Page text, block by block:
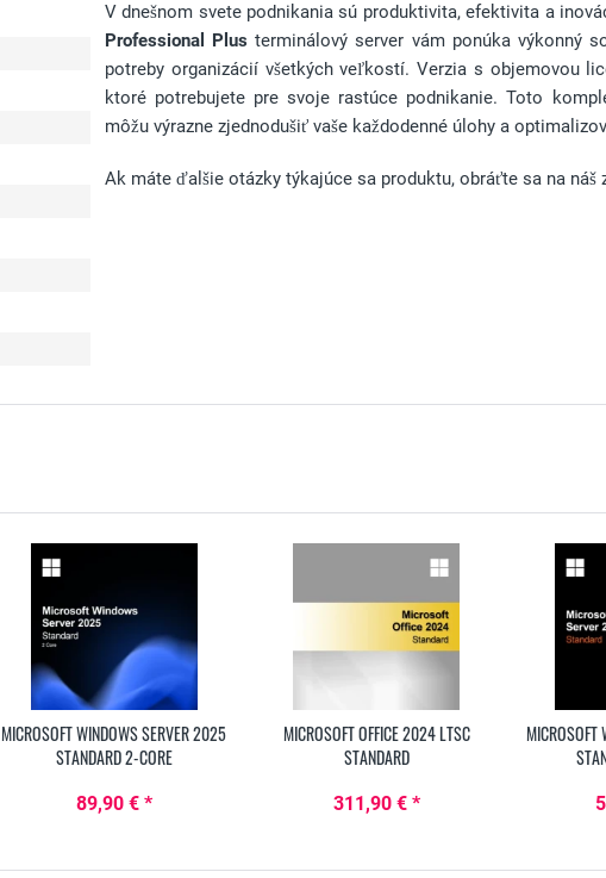
V dnešnom svete podnikania sú produktivita, efektivita a
Professional Plus terminálový server vám ponúka výkonný
potreby organizácií všetkých veľkostí. Verzia s objemovou
ktoré potrebujete pre svoje rastúce podnikanie. Toto
môžu výrazne zjednodušiť vaše každodenné úlohy a
Ak máte ďalšie otázky týkajúce sa produktu, obráťte sa na náš
MICROSOFT WINDOWS SERVER 2025
STANDARD 2-CORE
89,90 € *
MICROSOFT OFFICE 2024 LTSC
STANDARD
311,90 € *
MICROSOFT